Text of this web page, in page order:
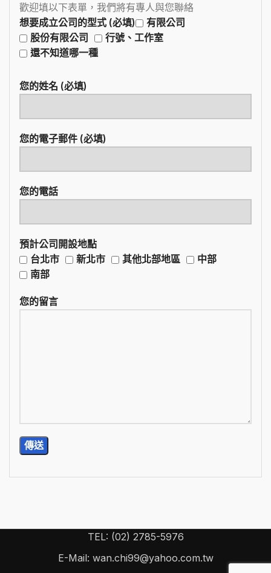
歡迎填以下表單，我們將有專人與您聯絡
想要成立公司的型式 (必填)
有限公司
股份有限公司
行號、工作室
還不知道哪一種
您的姓名 (必填)
您的電子郵件 (必填)
您的電話
預計公司開設地點
台北市
新北市 其他北部地區
中部
南部
您的留言
TEL: (02) 2785-5976
E-Mail: wan.chi99@yahoo.com.tw